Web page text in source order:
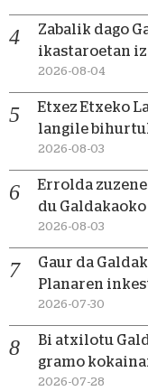
Zabalik dago
ikastaroetan
2026-08-04
Etxez Etxeko
langile
2026-08-03
Errolda
du
2026-08-03
Gaur da
Planaren
2026-07-30
Bi atxilotu
gramo
2026-07-28